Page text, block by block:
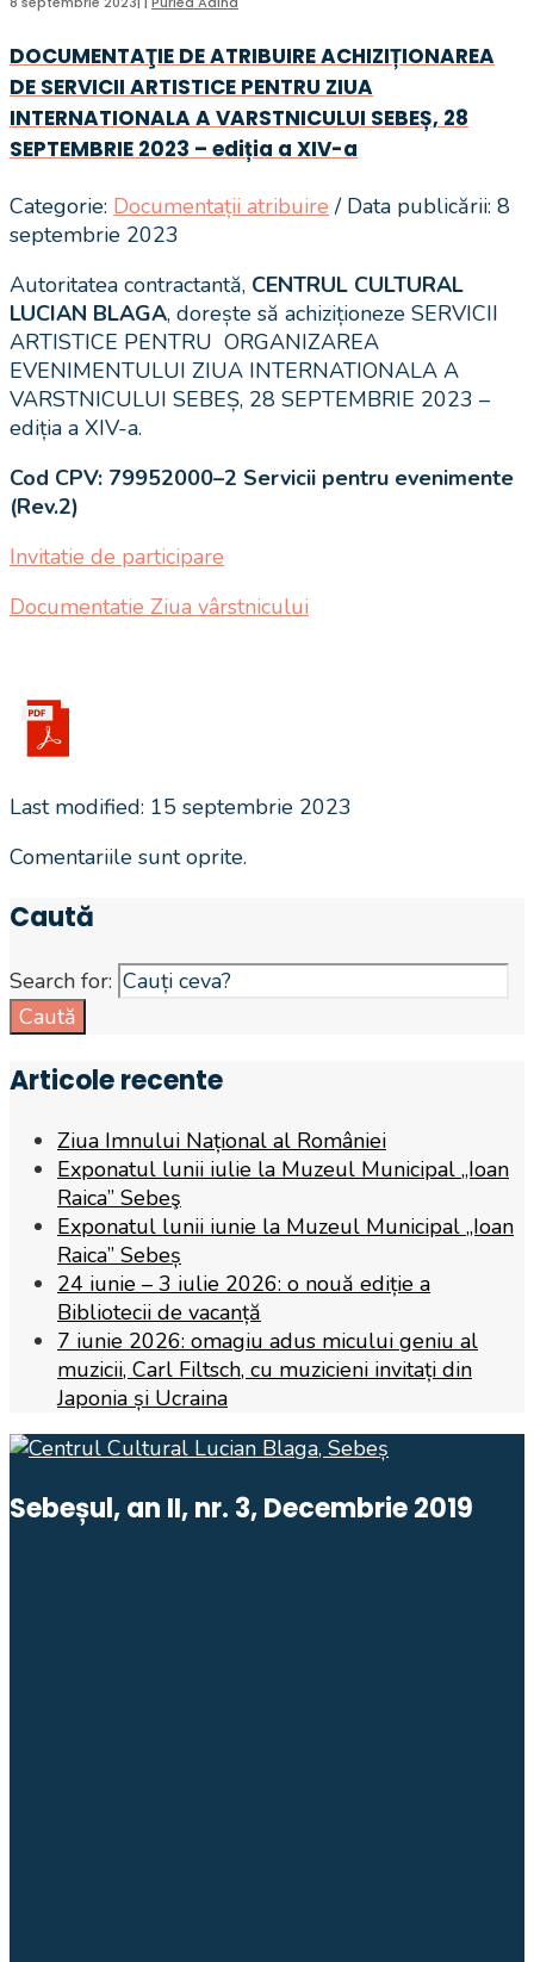
DOCUMENTAŢIE DE ATRIBUIRE ACHIZIȚIONAREA
DE SERVICII ARTISTICE PENTRU ZIUA
INTERNATIONALA A VARSTNICULUI SEBEȘ, 28
SEPTEMBRIE 2023 – ediția a XIV-a
Categorie: Documentații atribuire / Data publicării: 8
septembrie 2023
Autoritatea contractantă, CENTRUL CULTURAL
LUCIAN BLAGA, dorește să achiziționeze SERVICII
ARTISTICE PENTRU ORGANIZAREA
EVENIMENTULUI ZIUA INTERNATIONALA A
VARSTNICULUI SEBEȘ, 28 SEPTEMBRIE 2023 –
ediția a XIV-a.
Cod CPV: 79952000–2 Servicii pentru evenimente
(Rev.2)
Invitatie de participare
Documentatie Ziua vârstnicului
Last modified: 15 septembrie 2023
Comentariile sunt oprite.
Caută
Search for:
Caută
Articole recente
Ziua Imnului Național al României
Exponatul lunii iulie la Muzeul Municipal „Ioan
Raica” Sebeş
Exponatul lunii iunie la Muzeul Municipal „Ioan
Raica” Sebeș
24 iunie – 3 iulie 2026: o nouă ediție a
Bibliotecii de vacanță
7 iunie 2026: omagiu adus micului geniu al
muzicii, Carl Filtsch, cu muzicieni invitați din
Japonia și Ucraina
Sebeșul, an II, nr. 3, Decembrie 2019